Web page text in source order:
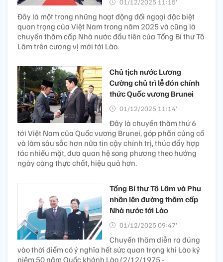
01/12/2025 11:15’
Đây là một trong những hoạt động đối ngoại đặc biệt
quan trọng của Việt Nam trong năm 2025 và cũng là
chuyến thăm cấp Nhà nước đầu tiên của Tổng Bí thư Tô
Lâm trên cương vị mới tới Lào.
Chủ tịch nước Lương
Cường chủ trì lễ đón chính
thức Quốc vương Brunei
01/12/2025 11:14’
Đây là chuyến thăm thứ 6
tới Việt Nam của Quốc vương Brunei, góp phần củng cố
và làm sâu sắc hơn nữa tin cậy chính trị, thúc đẩy hợp
tác nhiều mặt, đưa quan hệ song phương theo hướng
ngày càng thực chất, hiệu quả hơn.
Tổng Bí thư Tô Lâm và Phu
nhân lên đường thăm cấp
Nhà nước tới Lào
01/12/2025 09:47’
Chuyến thăm diễn ra đúng
vào thời điểm có ý nghĩa hết sức quan trọng khi Lào kỷ
niệm 50 năm Quốc khánh Lào (2/12/1975 -